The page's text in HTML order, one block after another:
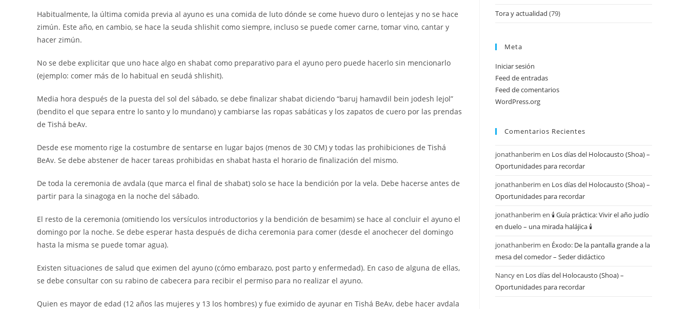
Habitualmente, la última comida previa al ayuno es una comida de luto dónde se come huevo duro o lentejas y no se hace
zimún. Este año, en cambio, se hace la seuda shlishit como siempre, incluso se puede comer carne, tomar vino, cantar y
hacer zimún.
No se debe explicitar que uno hace algo en shabat como preparativo para el ayuno pero puede hacerlo sin mencionarlo
(ejemplo: comer más de lo habitual en seudá shlishit).
Media hora después de la puesta del sol del sábado, se debe finalizar shabat diciendo “baruj hamavdil bein jodesh lejol”
(bendito el que separa entre lo santo y lo mundano) y cambiarse las ropas sabáticas y los zapatos de cuero por las prendas
de Tishá beAv.
Desde ese momento rige la costumbre de sentarse en lugar bajos (menos de 30 CM) y todas las prohibiciones de Tishá
BeAv. Se debe abstener de hacer tareas prohibidas en shabat hasta el horario de finalización del mismo.
De toda la ceremonia de avdala (que marca el final de shabat) solo se hace la bendición por la vela. Debe hacerse antes de
partir para la sinagoga en la noche del sábado.
El resto de la ceremonia (omitiendo los versículos introductorios y la bendición de besamim) se hace al concluir el ayuno el
domingo por la noche. Se debe esperar hasta después de dicha ceremonia para comer (desde el anochecer del domingo
hasta la misma se puede tomar agua).
Existen situaciones de salud que eximen del ayuno (cómo embarazo, post parto y enfermedad). En caso de alguna de ellas,
se debe consultar con su rabino de cabecera para recibir el permiso para no realizar el ayuno.
Quien es mayor de edad (12 años las mujeres y 13 los hombres) y fue eximido de ayunar en Tishá BeAv, debe hacer avdala
Tora y actualidad (79)
Meta
Iniciar sesión
Feed de entradas
Feed de comentarios
WordPress.org
Comentarios Recientes
jonathanberim en Los días del Holocausto (Shoa) –
Oportunidades para recordar
jonathanberim en Los días del Holocausto (Shoa) –
Oportunidades para recordar
jonathanberim en 🕯️ Guía práctica: Vivir el año judío
en duelo – una mirada halájica 🕯️
jonathanberim en Éxodo: De la pantalla grande a la
mesa del comedor – Seder didáctico
Nancyen Los días del Holocausto (Shoa) –
Oportunidades para recordar